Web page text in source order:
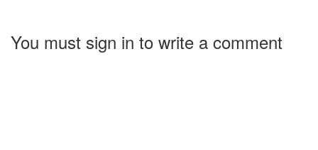
You must sign in to write a comment